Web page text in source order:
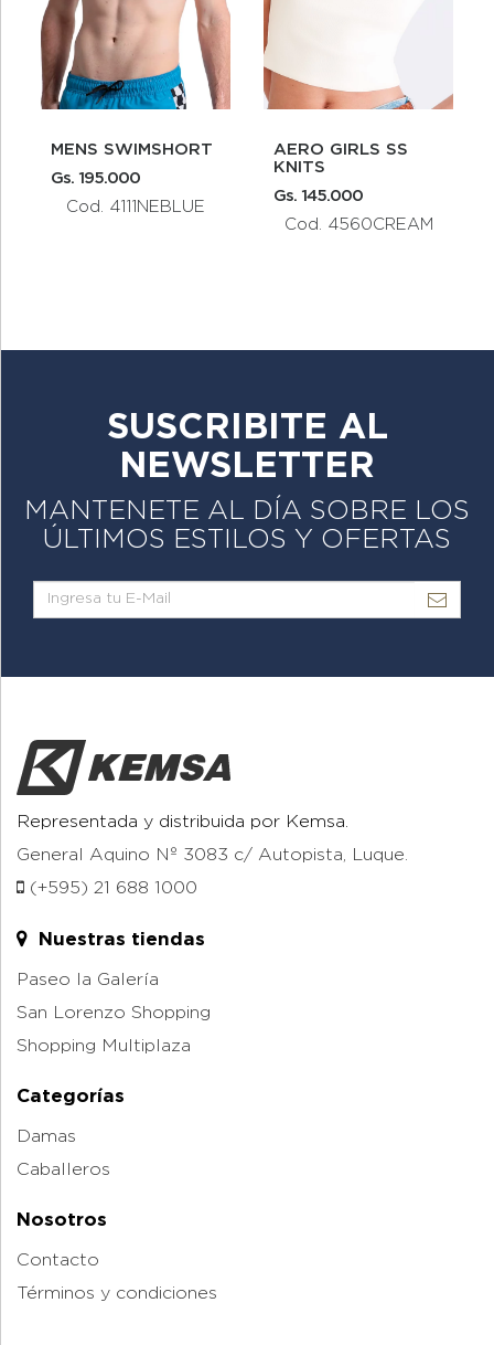
MENS SWIMSHORT
Gs. 195.000
Cod. 4111NEBLUE
AERO GIRLS SS
KNITS
Gs. 145.000
Cod. 4560CREAM
SUSCRIBITE AL
NEWSLETTER
MANTENETE AL DÍA SOBRE LOS
ÚLTIMOS ESTILOS Y OFERTAS
Representada y distribuida por Kemsa.
General Aquino Nº 3083 c/ Autopista, Luque.
(+595) 21 688 1000
Nuestras tiendas
Paseo la Galería
San Lorenzo Shopping
Shopping Multiplaza
Categorías
Damas
Caballeros
Nosotros
Contacto
Términos y condiciones